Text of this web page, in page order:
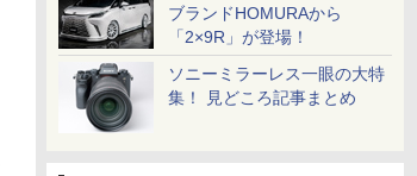
ブランドHOMURAから
「2×9R」が登場！
ソニーミラーレス一眼の大特
集！ 見どころ記事まとめ